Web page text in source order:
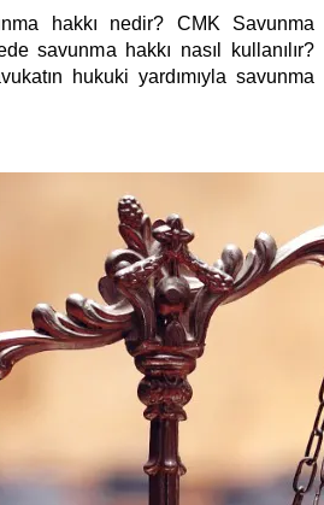
hakkı nedir? CMK Savunma
savunma hakkı nasıl kullanılır?
hukuki yardımıyla savunma